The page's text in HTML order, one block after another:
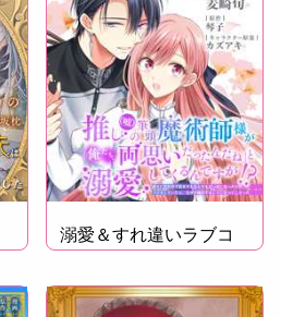
溺愛＆すれ違いラブコ
メディ